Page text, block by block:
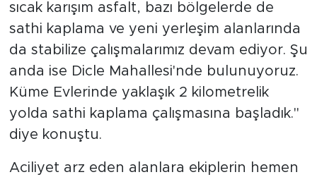
sıcak karışım asfalt, bazı bölgelerde de
sathi kaplama ve yeni yerleşim alanlarında
da stabilize çalışmalarımız devam ediyor. Şu
anda ise Dicle Mahallesi'nde bulunuyoruz.
Küme Evlerinde yaklaşık 2 kilometrelik
yolda sathi kaplama çalışmasına başladık."
diye konuştu.
Aciliyet arz eden alanlara ekiplerin hemen